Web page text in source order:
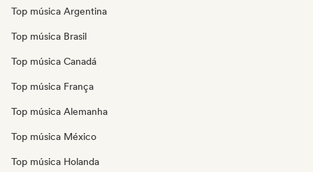
Top música Argentina
Top música Brasil
Top música Canadá
Top música França
Top música Alemanha
Top música México
Top música Holanda